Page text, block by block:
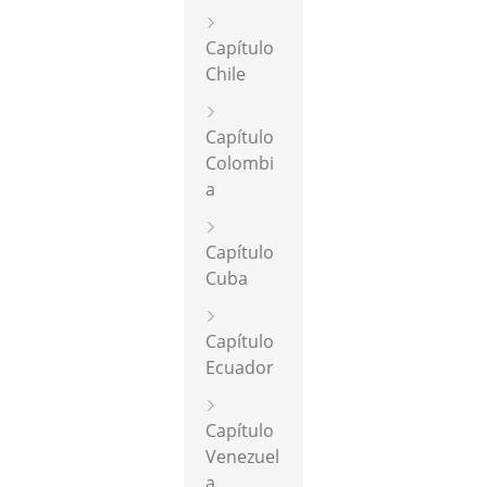
Capítulo
Chile
Capítulo
Colombi
a
Capítulo
Cuba
Capítulo
Ecuador
Capítulo
Venezuel
a